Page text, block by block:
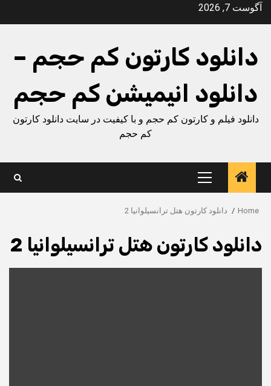
Skipآگوست 7, 2026
دانلود کارتون کم حجم –
دانلود انیمیشن کم حجم
دانلود فیلم و کارتون کم حجم و با کیفیت در سایت دانلود کارتون
کم حجم
Primary
Menu
Home دانلود کارتون هتل ترانسیلوانیا 2
دانلود کارتون هتل ترانسیلوانیا 2